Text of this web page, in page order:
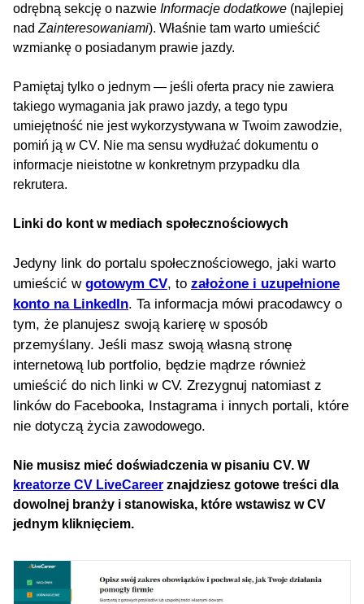
odrębną sekcję o nazwie Informacje dodatkowe (najlepiej
nad Zainteresowaniami). Właśnie tam warto umieścić
wzmiankę o posiadanym prawie jazdy.
Pamiętaj tylko o jednym — jeśli oferta pracy nie zawiera
takiego wymagania jak prawo jazdy, a tego typu
umiejętność nie jest wykorzystywana w Twoim zawodzie,
pomiń ją w CV. Nie ma sensu wydłużać dokumentu o
informacje nieistotne w konkretnym przypadku dla
rekrutera.
Linki do kont w mediach społecznościowych
Jedyny link do portalu społecznościowego, jaki warto
umieścić w gotowym CV, to założone i uzupełnione
konto na LinkedIn. Ta informacja mówi pracodawcy o
tym, że planujesz swoją karierę w sposób
przemyślany. Jeśli masz swoją własną stronę
internetową lub portfolio, będzie mądrze również
umieścić do nich linki w CV. Zrezygnuj natomiast z
linków do Facebooka, Instagrama i innych portali, które
nie dotyczą życia zawodowego.
Nie musisz mieć doświadczenia w pisaniu CV. W
kreatorze CV LiveCareer znajdziesz gotowe treści dla
dowolnej branży i stanowiska, które wstawisz w CV
jednym kliknięciem.